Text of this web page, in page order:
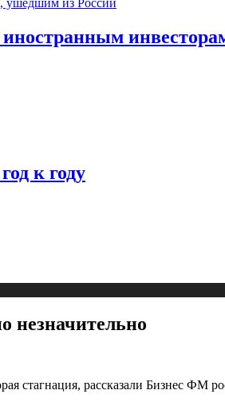
к году
незначительно
стагнация, рассказали Бизнес ФМ